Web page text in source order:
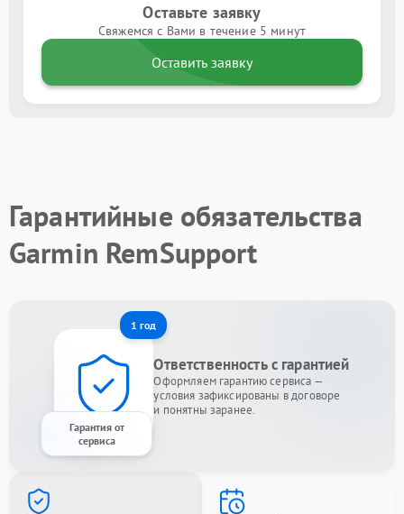
Оставьте заявку
Свяжемся с Вами в течение 5 минут
Оставить заявку
Гарантийные обязательства
Garmin RemSupport
1 год
Гарантия от
сервиса
Ответственность с гарантией
Оформляем гарантию сервиса —
условия зафиксированы в договоре
и понятны заранее.